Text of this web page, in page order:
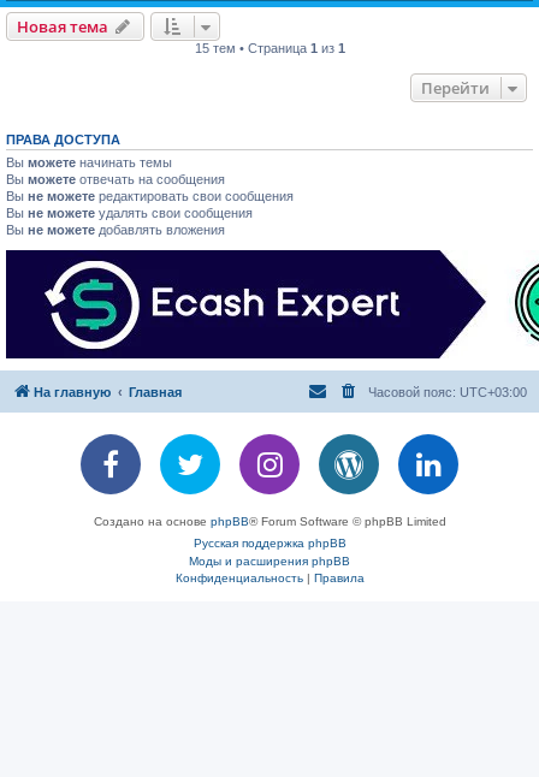
Новая тема
15 тем • Страница 1 из 1
Перейти
ПРАВА ДОСТУПА
Вы можете начинать темы
Вы можете отвечать на сообщения
Вы не можете редактировать свои сообщения
Вы не можете удалять свои сообщения
Вы не можете добавлять вложения
На главную Главная Часовой пояс: UTC+03:00
Создано на основе phpBB® Forum Software © phpBB Limited
Русская поддержка phpBB
Моды и расширения phpBB
Конфиденциальность| Правила